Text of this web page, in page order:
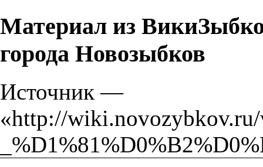
Материал из
города Новозыбков
Источник —
«http://